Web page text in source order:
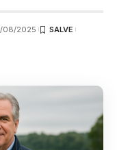
08/2025